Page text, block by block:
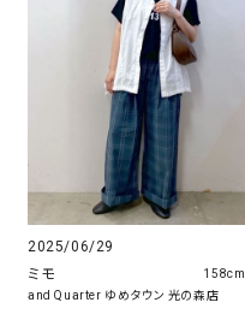
2025/06/29
ミモ
and Quarter ゆめタウン 光の森店
158cm